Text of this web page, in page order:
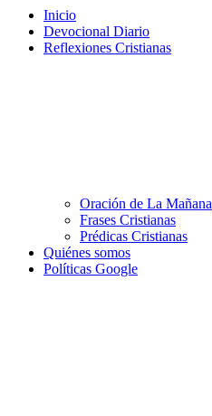
Inicio
Devocional Diario
Reflexiones Cristianas
Oración de La Mañana
Frases Cristianas
Prédicas Cristianas
Quiénes somos
Políticas Google